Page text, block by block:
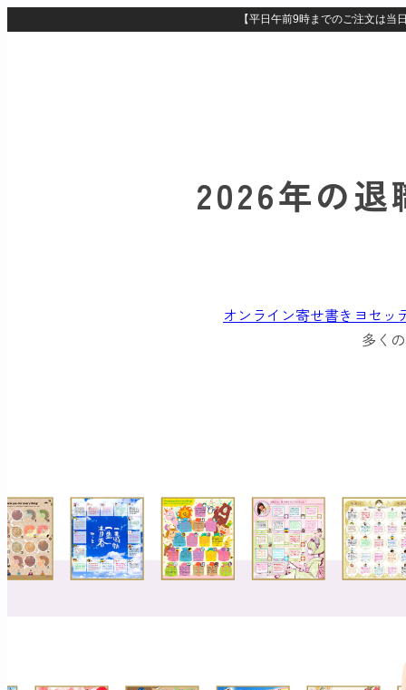
2026年の
オンライン寄せ書きヨセッ
多く